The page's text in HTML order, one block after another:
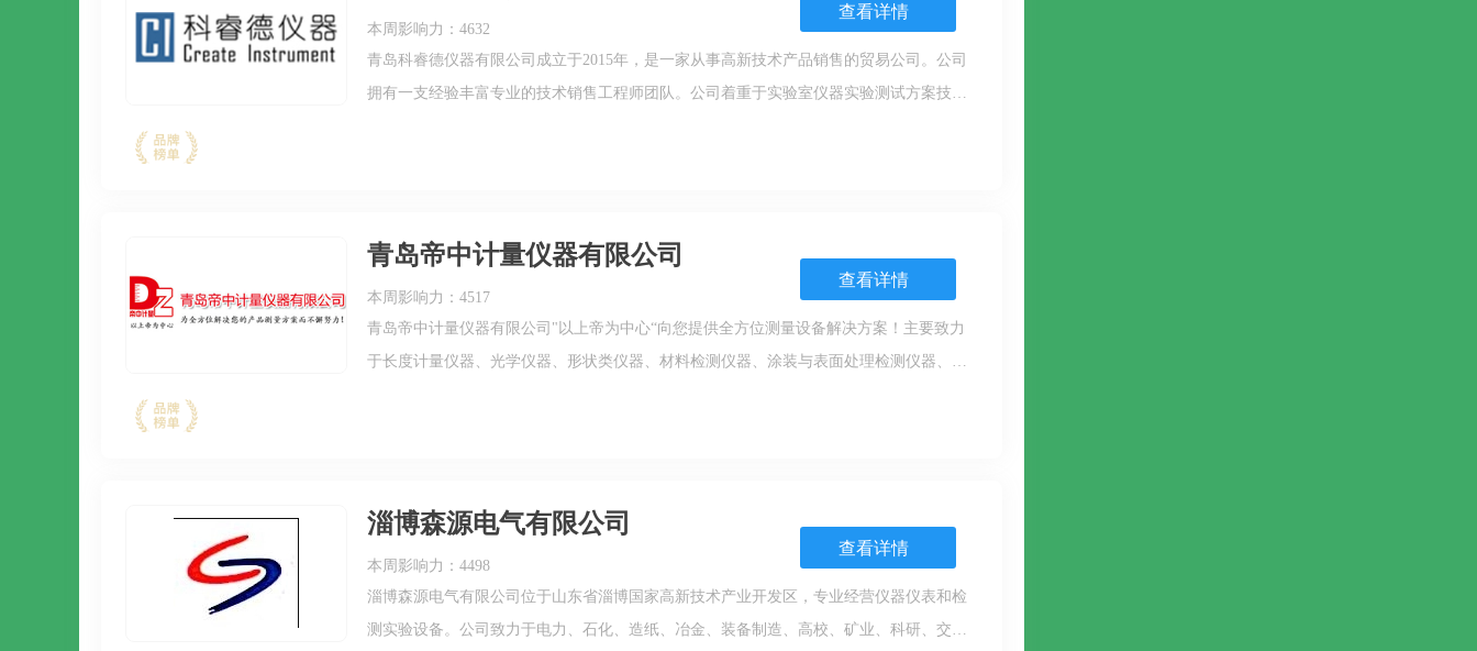
查看详情
本周影响力：4632
青岛科睿德仪器有限公司成立于2015年，是一家从事高新技术产品销售的贸易公司。公司
拥有一支经验丰富专业的技术销售工程师团队。公司着重于实验室仪器实验测试方案技术
查看详情
青岛帝中计量仪器有限公司
本周影响力：4517
青岛帝中计量仪器有限公司"以上帝为中心“向您提供全方位测量设备解决方案！主要致力
于长度计量仪器、光学仪器、形状类仪器、材料检测仪器、涂装与表面处理检测仪器、工
查看详情
淄博森源电气有限公司
本周影响力：4498
淄博森源电气有限公司位于山东省淄博国家高新技术产业开发区，专业经营仪器仪表和检
测实验设备。公司致力于电力、石化、造纸、冶金、装备制造、高校、矿业、科研、交